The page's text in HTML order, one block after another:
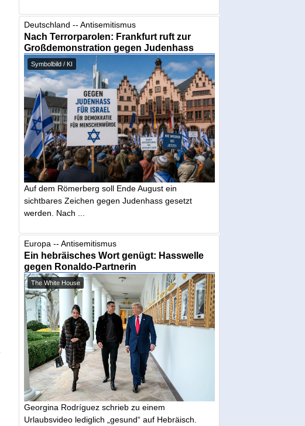
Deutschland -- Antisemitismus
Nach Terrorparolen: Frankfurt ruft zur
Großdemonstration gegen Judenhass
Symbolbild / KI
Auf dem Römerberg soll Ende August ein
sichtbares Zeichen gegen Judenhass gesetzt
werden. Nach ...
Europa -- Antisemitismus
Ein hebräisches Wort genügt: Hasswelle
gegen Ronaldo-Partnerin
The White House
Georgina Rodríguez schrieb zu einem
Urlaubsvideo lediglich „gesund“ auf Hebräisch.